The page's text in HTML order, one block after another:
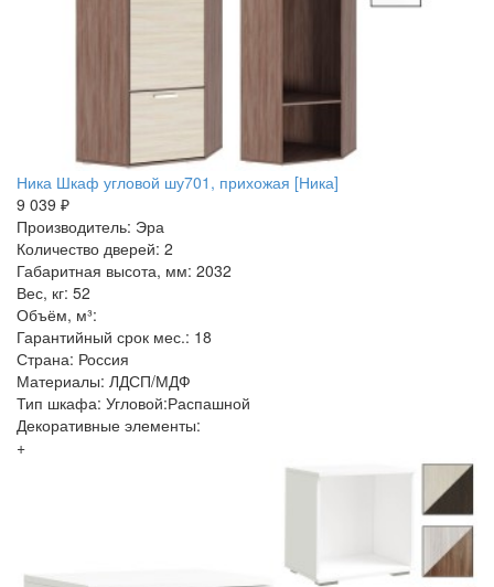
Ника Шкаф угловой шу701, прихожая [Ника]
9 039 ₽
Производитель: Эра
Количество дверей: 2
Габаритная высота, мм: 2032
Вес, кг: 52
Объём, м³:
Гарантийный срок мес.: 18
Страна: Россия
Материалы: ЛДСП/МДФ
Тип шкафа: Угловой:Распашной
Декоративные элементы:
+